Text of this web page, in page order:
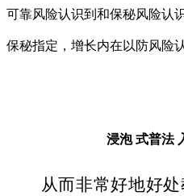
可靠风险认识到和保秘风险认
保秘指定，增长内在以防风险
浸泡 式普法
从而非常好地好